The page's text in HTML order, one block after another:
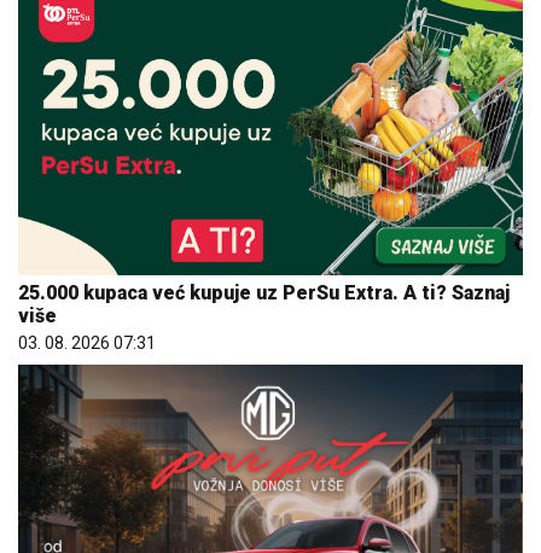
25.000 kupaca već kupuje uz PerSu Extra. A ti? Saznaj
više
03. 08. 2026 07:31